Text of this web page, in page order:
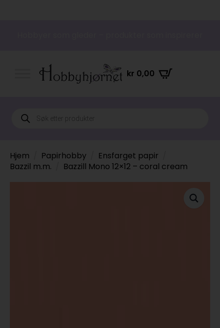
kr 0,00
Products
search
Hjem Papirhobby
Ensfarget papir
Bazzil m.m.
Bazzill Mono 12×12 – coral cream